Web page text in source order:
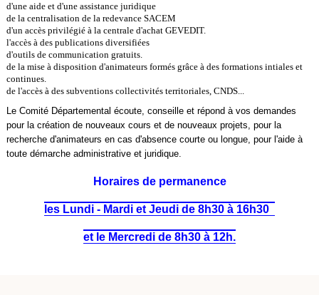
d'une aide et d'une assistance juridique
de la centralisation de la redevance SACEM
d'un accès privilégié à la centrale d'achat GEVEDIT.
l'accès à des publications diversifiées
d'outils de communication gratuits.
de la mise à disposition d'animateurs formés grâce à des formations intiales et
continues.
de l'accès à des subventions collectivités territoriales, CNDS...
Le Comité Départemental écoute, conseille et répond à vos demandes
pour la création de nouveaux cours et de nouveaux projets, pour la
recherche d'animateurs en cas d'absence courte ou longue, pour l'aide à
toute démarche administrative et juridique.
Horaires de permanence
les Lundi - Mardi et Jeudi de 8h30 à 16h30
et le Mercredi de 8h30 à 12h.